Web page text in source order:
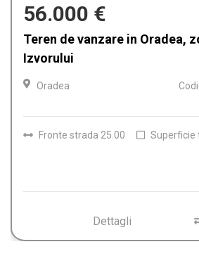
159.900 €
Casa de vanzare in
Camere 4
Superficie terreno